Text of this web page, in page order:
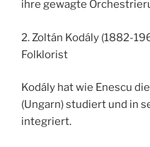
ihre gewagte
2. Zoltán Kodály (1882-
Folklorist
Kodály hat wie Enescu
(Ungarn) studiert und in
integriert.